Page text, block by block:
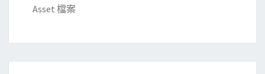
x
Asset 檔案